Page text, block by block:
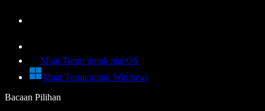
Muat Turun untuk macOS
Muat Turun untuk Windows
Bacaan Pilihan